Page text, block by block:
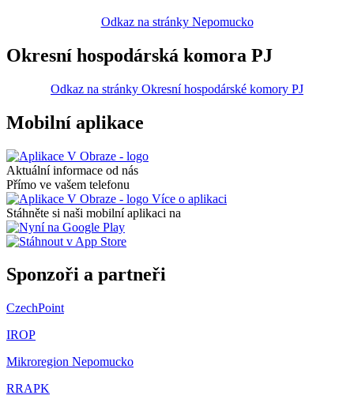
Odkaz na stránky Nepomucko
Okresní hospodárská komora PJ
Odkaz na stránky Okresní hospodárské komory PJ
Mobilní aplikace
Aktuální informace od nás
Přímo ve vašem telefonu
Více o aplikaci
Stáhněte si naši mobilní aplikaci na
Sponzoři a partneři
CzechPoint
IROP
Mikroregion Nepomucko
RRAPK